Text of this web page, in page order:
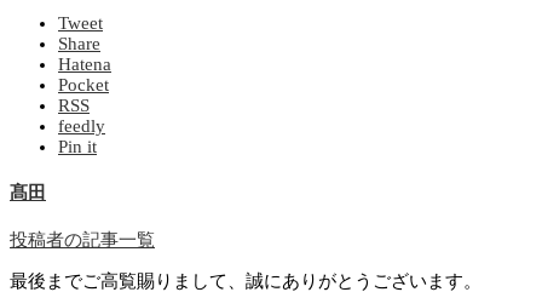
Tweet
Share
Hatena
Pocket
RSS
feedly
Pin it
髙田
投稿者の記事一覧
最後までご高覧賜りまして、誠にありがとうございます。